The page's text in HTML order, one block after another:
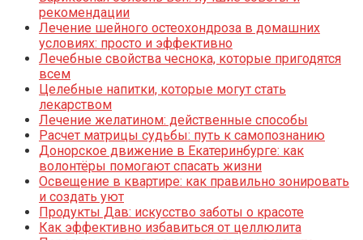
рекомендации
Лечение шейного остеохондроза в домашних
условиях: просто и эффективно
Лечебные свойства чеснока, которые пригодятся
всем
Целебные напитки, которые могут стать
лекарством
Лечение желатином: действенные способы
Расчет матрицы судьбы: путь к самопознанию
Донорское движение в Екатеринбурге: как
волонтёры помогают спасать жизни
Освещение в квартире: как правильно зонировать
и создать уют
Продукты Дав: искусство заботы о красоте
Как эффективно избавиться от целлюлита